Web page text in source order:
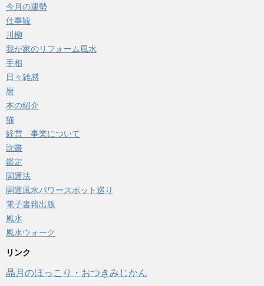
今月の運勢
仕事観
川柳
我が家のリフォーム風水
手相
日々雑感
暦
本の紹介
猫
経営 事業について
読書
鑑定
開運法
開運風水パワースポット巡り
電子書籍出版
風水
風水ウォーク
リンク
晶月のほっこり・おつきみじかん